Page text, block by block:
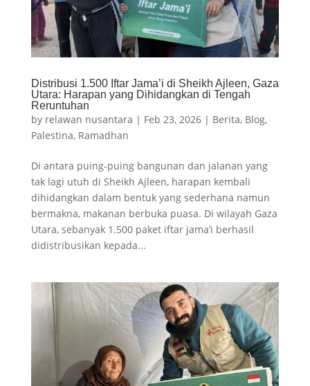
Distribusi 1.500 Iftar Jama’i di Sheikh Ajleen, Gaza
Utara: Harapan yang Dihidangkan di Tengah
Reruntuhan
by relawan nusantara | Feb 23, 2026| Berita, Blog,
Palestina, Ramadhan
Di antara puing-puing bangunan dan jalanan yang
tak lagi utuh di Sheikh Ajleen, harapan kembali
dihidangkan dalam bentuk yang sederhana namun
bermakna, makanan berbuka puasa. Di wilayah Gaza
Utara, sebanyak 1.500 paket iftar jama’i berhasil
didistribusikan kepada...